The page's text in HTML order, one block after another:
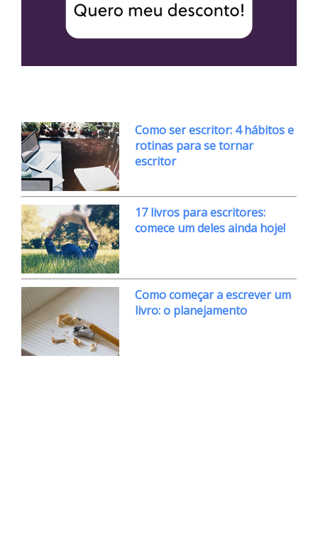
Como ser escritor: 4 hábitos e
rotinas para se tornar
escritor
17 livros para escritores:
comece um deles ainda hoje!
Como começar a escrever um
livro: o planejamento